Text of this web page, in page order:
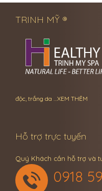
TRINH MỸ ®
độc, trắng da …XEM THÊM
Hỗ trợ trực tuyến
Quý Khách cần hỗ trợ và
0918